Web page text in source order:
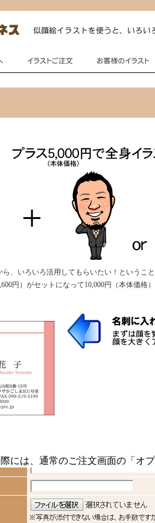
、いろいろ活用してもらいたい！というこ
円）がセットになって10,000円（本体価格
には、通常のご注文画面の「オ